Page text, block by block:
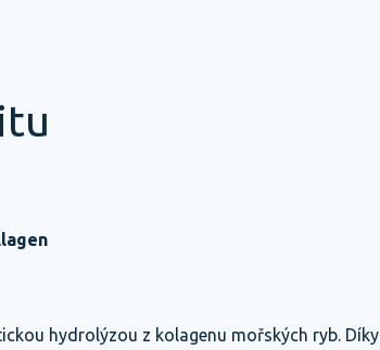
hydrolýzou z kolagenu mořských ryb.